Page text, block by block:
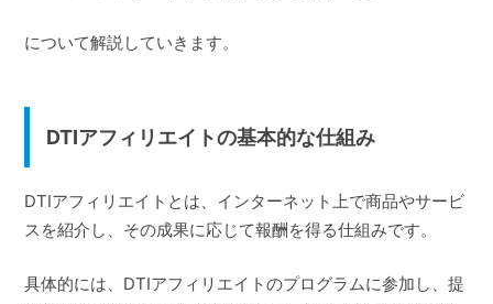
について解説していきます。
DTIアフィリエイトの基本的な仕組み
DTIアフィリエイトとは、インターネット上で商品やサービ
スを紹介し、その成果に応じて報酬を得る仕組みです。
具体的には、DTIアフィリエイトのプログラムに参加し、提